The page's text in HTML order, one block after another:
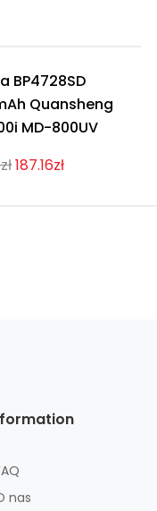
BP4728SD
Quansheng
MD-800UV
187.16zł
nas